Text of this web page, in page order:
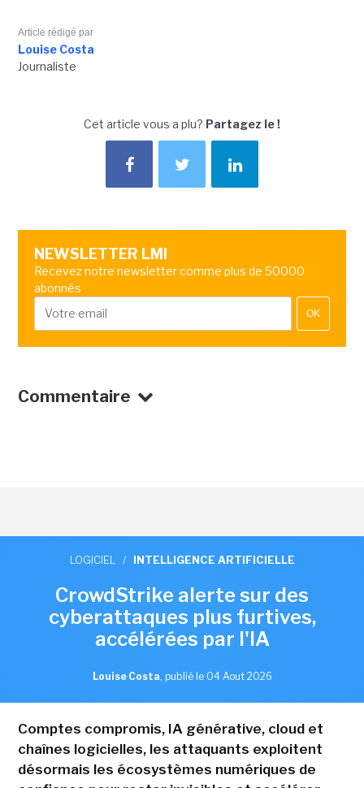
Article rédigé par
Louise Costa
Journaliste
Cet article vous a plu? Partagez le !
NEWSLETTER LMI
Recevez notre newsletter comme plus de 50000
abonnés
OK
Commentaire
LOGICIEL / INTELLIGENCE ARTIFICIELLE
CrowdStrike alerte sur des
cyberattaques plus furtives,
accélérées par l'IA
Louise Costa, publié le 04 Aout 2026
Comptes compromis, IA générative, cloud et
chaînes logicielles, les attaquants exploitent
désormais les écosystèmes numériques de